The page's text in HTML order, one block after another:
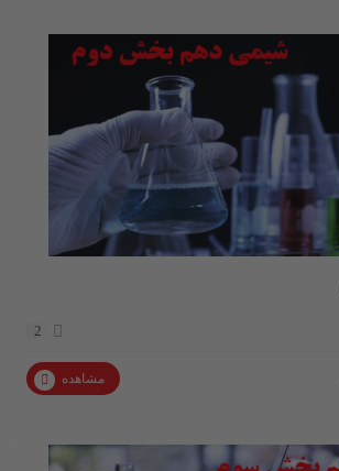
2
مشاهده